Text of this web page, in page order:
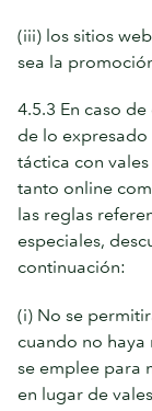
(iii) los sitios
sea la
4.5.3 En caso
de lo expresado
táctica con
tanto online
las reglas
especiales,
continuación:
(i) No se
cuando no
se emplee para
en lugar de